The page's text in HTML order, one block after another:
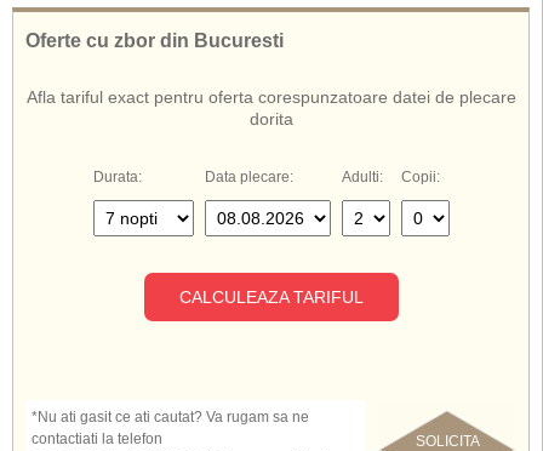
tenis, centru de sanatate, (fitness, jacuzzi, solar, sauna, masaj, jacuzzi,
baie turceasca), salon de cosmetica si infrumusetare, miniclub, terenuri de
Hotelul Le Royal ofera servicii all inclusive.
Oferte cu zbor din Bucuresti
Afla tariful exact pentru oferta corespunzatoare datei de plecare
dorita
Durata: Data plecare: Adulti: Copii:
CALCULEAZA TARIFUL
SOLICITA
*Nu ati gasit ce ati cautat? Va rugam sa ne
contactiati la telefon